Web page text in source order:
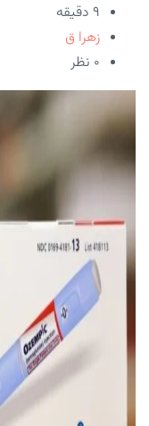
9 دقیقه
زهرا ق
۰ نظر